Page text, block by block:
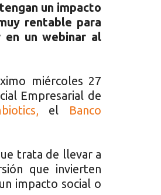
un impacto
rentable para
en un webinar al
miércoles 27
Empresarial de
el Banco
trata de llevar a
que invierten
impacto social o